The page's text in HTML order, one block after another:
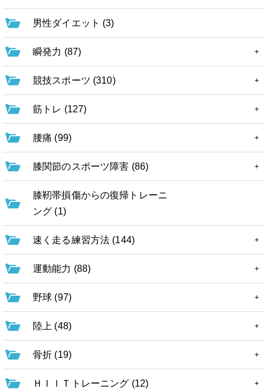
男性ダイエット (3)
瞬発力 (87)
競技スポーツ (310)
筋トレ (127)
腰痛 (99)
膝関節のスポーツ障害 (86)
膝靭帯損傷からの復帰トレーニ
ング (1)
速く走る練習方法 (144)
運動能力 (88)
野球 (97)
陸上 (48)
骨折 (19)
ＨＩＩＴトレーニング (12)